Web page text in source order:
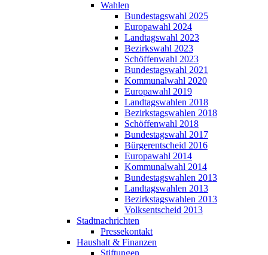
Wahlen
Bundestagswahl 2025
Europawahl 2024
Landtagswahl 2023
Bezirkswahl 2023
Schöffenwahl 2023
Bundestagswahl 2021
Kommunalwahl 2020
Europawahl 2019
Landtagswahlen 2018
Bezirkstagswahlen 2018
Schöffenwahl 2018
Bundestagswahl 2017
Bürgerentscheid 2016
Europawahl 2014
Kommunalwahl 2014
Bundestagswahlen 2013
Landtagswahlen 2013
Bezirkstagswahlen 2013
Volksentscheid 2013
Stadtnachrichten
Pressekontakt
Haushalt & Finanzen